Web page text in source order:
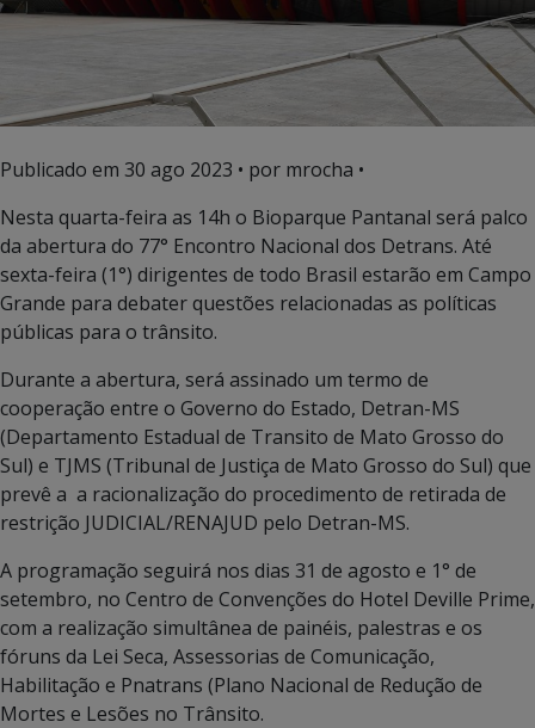
Publicado em 30 ago 2023 • por mrocha •
Nesta quarta-feira as 14h o Bioparque Pantanal será palco
da abertura do 77° Encontro Nacional dos Detrans. Até
sexta-feira (1°) dirigentes de todo Brasil estarão em Campo
Grande para debater questões relacionadas as políticas
públicas para o trânsito.
Durante a abertura, será assinado um termo de
cooperação entre o Governo do Estado, Detran-MS
(Departamento Estadual de Transito de Mato Grosso do
Sul) e TJMS (Tribunal de Justiça de Mato Grosso do Sul) que
prevê a a racionalização do procedimento de retirada de
restrição JUDICIAL/RENAJUD pelo Detran-MS.
A programação seguirá nos dias 31 de agosto e 1° de
setembro, no Centro de Convenções do Hotel Deville Prime,
com a realização simultânea de painéis, palestras e os
fóruns da Lei Seca, Assessorias de Comunicação,
Habilitação e Pnatrans (Plano Nacional de Redução de
Mortes e Lesões no Trânsito.